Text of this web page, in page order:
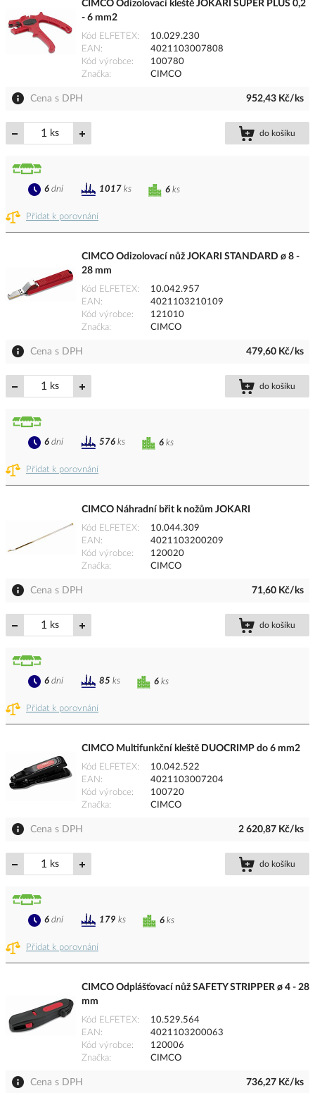
CIMCO Odizolovací kleště JOKARI SUPER PLUS 0,2
- 6 mm2
Kód ELFETEX
10.029.230
EAN
4021103007808
Kód výrobce
100780
Značka
CIMCO
Cena s DPH 952,43 Kč/ks
ks do košíku
Přidat k porovnání
6 ks
6 dní 1017 ks
CIMCO Odizolovací nůž JOKARI STANDARD ø 8 -
28 mm
Kód ELFETEX
10.042.957
EAN
4021103210109
Kód výrobce
121010
Značka
CIMCO
Cena s DPH 479,60 Kč/ks
ks do košíku
Přidat k porovnání
6 ks
6 dní 576 ks
CIMCO Náhradní břit k nožům JOKARI
Kód ELFETEX
10.044.309
EAN
4021103200209
Kód výrobce
120020
Značka
CIMCO
Cena s DPH 71,60 Kč/ks
ks do košíku
Přidat k porovnání
6 ks
6 dní 85 ks
CIMCO Multifunkční kleště DUOCRIMP do 6 mm2
Kód ELFETEX
10.042.522
EAN
4021103007204
Kód výrobce
100720
Značka
CIMCO
Cena s DPH 2 620,87 Kč/ks
ks do košíku
Přidat k porovnání
6 ks
6 dní 179 ks
CIMCO Odplášťovací nůž SAFETY STRIPPER ø 4 - 28
mm
Kód ELFETEX
10.529.564
EAN
4021103200063
Kód výrobce
120006
Značka
CIMCO
Cena s DPH 736,27 Kč/ks